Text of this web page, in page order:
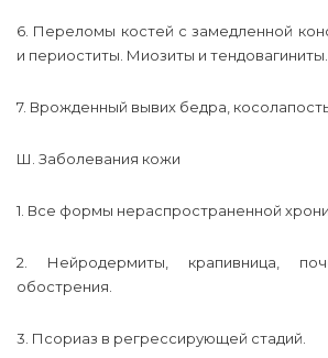
6. Переломы костей с замедленной
и периоститы. Миозиты и тендовагиниты.
7. Врожденный вывих бедра,
Ш. Заболевания кожи
1. Все формы нераспространенной
2. Нейродермиты, крапивница,
обострения.
3. Псориаз в регрессирующей стадий.